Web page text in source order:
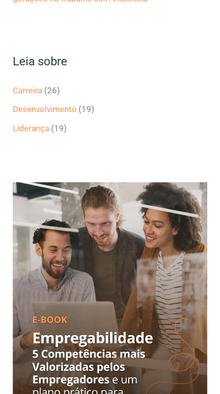
Leia sobre
Carreira (26)
Desenvolvimento (19)
Liderança (19)